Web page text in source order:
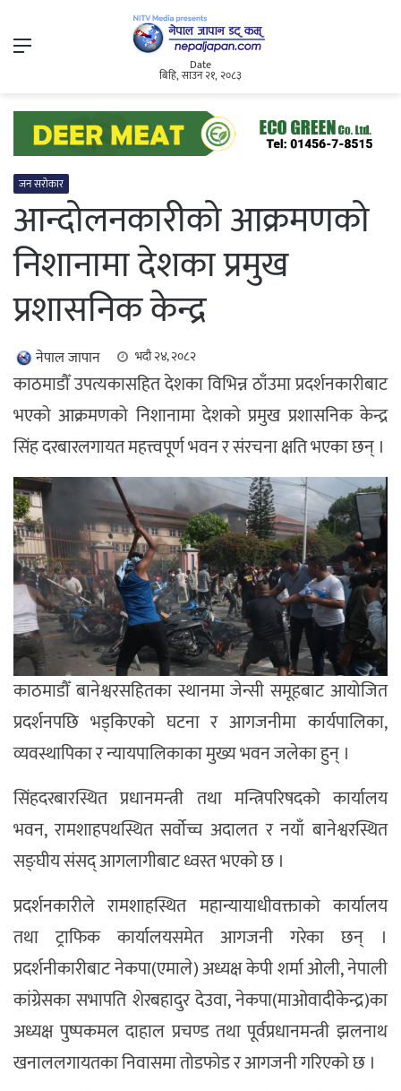
Menu
Date
बिहि, साउन २१, २०८३
जन सरोकार
आन्दोलनकारीको आक्रमणको
निशानामा देशका प्रमुख
प्रशासनिक केन्द्र
नेपाल जापान भदौ २४, २०८२
काठमाडौँ उपत्यकासहित देशका विभिन्न ठाँउमा प्रदर्शनकारीबाट
भएको आक्रमणको निशानामा देशको प्रमुख प्रशासनिक केन्द्र
सिंह दरबारलगायत महत्त्वपूर्ण भवन र संरचना क्षति भएका छन् ।
काठमाडौँ बानेश्वरसहितका स्थानमा जेन्सी समूहबाट आयोजित
प्रदर्शनपछि भड्किएको घटना र आगजनीमा कार्यपालिका,
व्यवस्थापिका र न्यायपालिकाका मुख्य भवन जलेका हुन् ।
सिंहदरबारस्थित प्रधानमन्त्री तथा मन्त्रिपरिषदको कार्यालय
भवन, रामशाहपथस्थित सर्वाेच्च अदालत र नयाँ बानेश्वरस्थित
सङ्घीय संसद् आगलागीबाट ध्वस्त भएको छ ।
प्रदर्शनकारीले रामशाहस्थित महान्यायाधीवक्ताको कार्यालय
तथा ट्राफिक कार्यालयसमेत आगजनी गरेका छन् ।
प्रदर्शनीकारीबाट नेकपा(एमाले) अध्यक्ष केपी शर्मा ओली, नेपाली
कांग्रेसका सभापति शेरबहादुर देउवा, नेकपा(माओवादीकेन्द्र)का
अध्यक्ष पुष्पकमल दाहाल प्रचण्ड तथा पूर्वप्रधानमन्त्री झलनाथ
खनाललगायतका निवासमा तोडफोड र आगजनी गरिएको छ ।